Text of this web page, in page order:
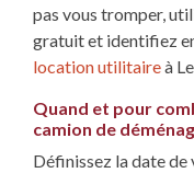
pas vous tromper,
gratuit et identifiez
location utilitaireà
Quand et pour
camion de
Définissez la date de